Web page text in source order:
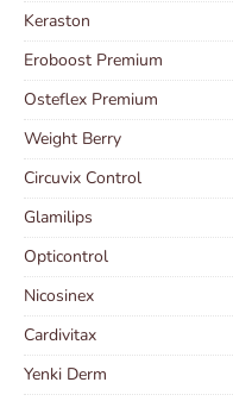
Keraston
Eroboost Premium
Osteflex Premium
Weight Berry
Circuvix Control
Glamilips
Opticontrol
Nicosinex
Cardivitax
Yenki Derm